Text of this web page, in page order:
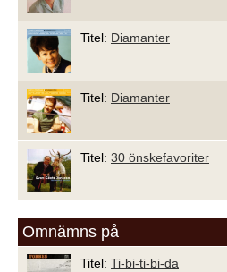
Titel: Diamanter
Titel: Diamanter
Titel: 30 önskefavoriter
Omnämns på
Titel: Ti-bi-ti-bi-da